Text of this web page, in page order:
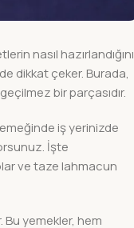
nasıl hazırlandığını
dikkat çeker. Burada,
bir parçasıdır.
iş yerinizde
İşte
ve taze lahmacun
yemekler, hem